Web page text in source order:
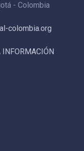
- Colombia
colombia.org
INFORMACIÓN